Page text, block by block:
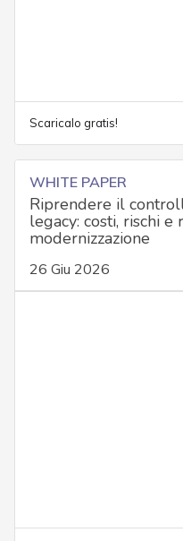
Scaricalo gratis!
WHITE PAPER
Riprendere il
legacy: costi, rischi e
modernizzazione
26 Giu 2026